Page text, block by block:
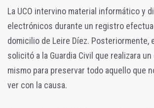
La UCO intervino material informático y
electrónicos durante un registro
domicilio de Leire Díez. Posteriormente,
solicitó a la Guardia Civil que realizara un
mismo para preservar todo aquello que
ver con la causa.